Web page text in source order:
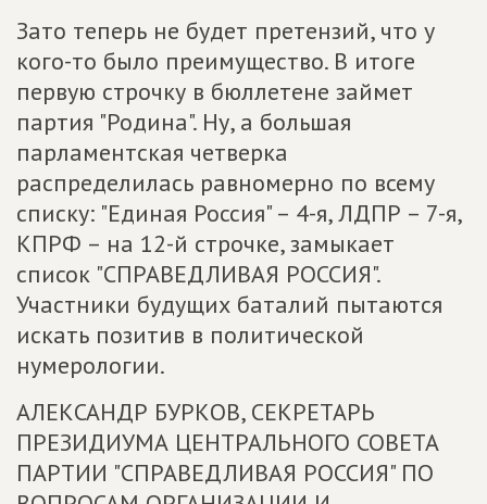
Зато теперь не будет претензий, что у
кого-то было преимущество. В итоге
первую строчку в бюллетене займет
партия "Родина". Ну, а большая
парламентская четверка
распределилась равномерно по всему
списку: "Единая Россия" – 4-я, ЛДПР – 7-я,
КПРФ – на 12-й строчке, замыкает
список "СПРАВЕДЛИВАЯ РОССИЯ".
Участники будущих баталий пытаются
искать позитив в политической
нумерологии.
АЛЕКСАНДР БУРКОВ, СЕКРЕТАРЬ
ПРЕЗИДИУМА ЦЕНТРАЛЬНОГО СОВЕТА
ПАРТИИ "СПРАВЕДЛИВАЯ РОССИЯ" ПО